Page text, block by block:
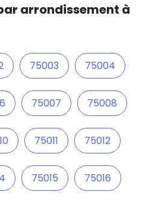
arrondissement à
75003 75004
75007 75008
75011 75012
75015 75016